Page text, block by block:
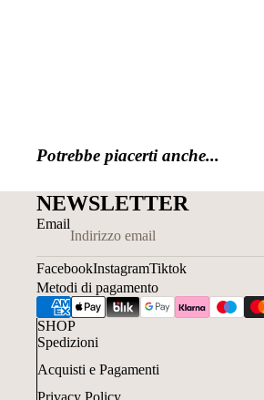
Potrebbe piacerti anche...
NEWSLETTER
Email
FacebookInstagramTiktok
Metodi di pagamento
SHOP
Spedizioni
Acquisti e Pagamenti
Privacy Policy